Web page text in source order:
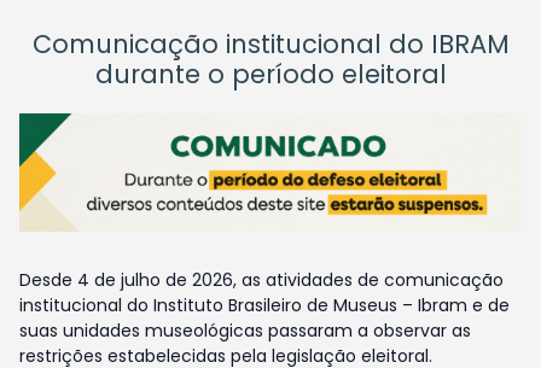
Comunicação institucional do IBRAM
durante o período eleitoral
Desde 4 de julho de 2026, as atividades de comunicação
institucional do Instituto Brasileiro de Museus – Ibram e de
suas unidades museológicas passaram a observar as
restrições estabelecidas pela legislação eleitoral.